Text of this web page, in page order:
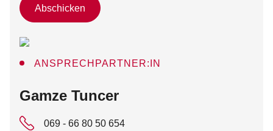
Abschicken
ANSPRECHPARTNER:IN
:
Gamze Tuncer
069 - 66 80 50 654